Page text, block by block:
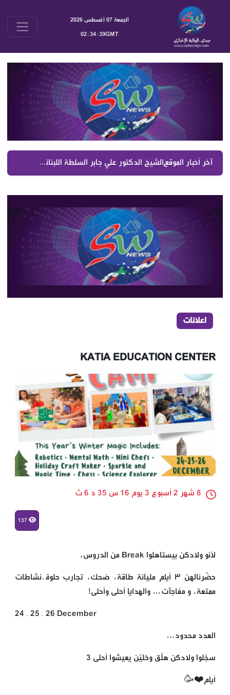
الجمعة 07 أغسطس 2026
02:34:40GMT
آخر أخبار الموقع : الشيخ الدكتور علي جابر السلطة اللبنانية تجلس مع الإسرائيلي لتخضع لشروطه رغم استمرار تدمير القرى
اعلانات
KATIA EDUCATION CENTER
8 شهر 2 أسبوع 3 يوم 16 س 35 د 6 ث
137
لأنو ولادكن بيستاهلوا Break من الدروس،
حضّرنالهن ٣ أيّام مليانة طاقة، ضحك، تجارب حلوة,نشاطات
ممتعة، و مفاجآت… والهدايا أحلى وأحلى!
24 – 25 – 26 December
العدد محدود…
سجّلوا ولادكن هلّق وخليّن يعيشوا أحلى 3
أيّام❤️🥳